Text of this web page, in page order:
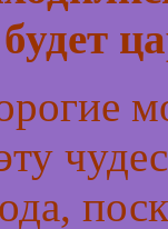
будет